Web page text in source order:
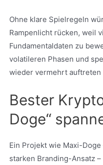
Ohne klare Spielregeln
Rampenlicht rücken, weil
Fundamentaldaten zu
volatileren Phasen und
wieder vermehrt auftreten
Bester
Doge“
Ein Projekt wie Maxi-
starken Branding-Ansatz